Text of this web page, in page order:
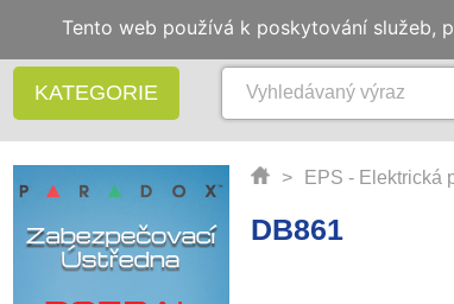
KATEGORIE
> EPS - Elektrická
DB861
Tento web používá k poskytování služeb,